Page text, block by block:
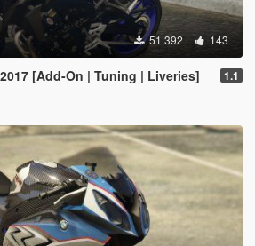
51.392 143
[Add-On | Tuning | Liveries] 1.1